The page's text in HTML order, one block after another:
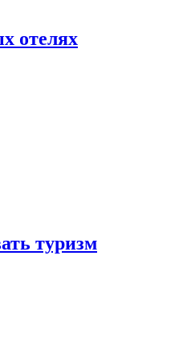
отелях
туризм